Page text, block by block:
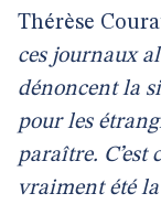
Thérèse
ces journaux
dénoncent la
pour les
paraître. C’est
vraiment été